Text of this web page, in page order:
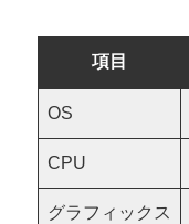
項目
OS
CPU
グラフィックス